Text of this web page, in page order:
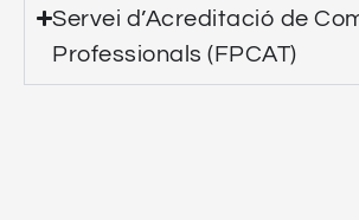
Servei d’Acreditació de
Professionals (FPCAT)